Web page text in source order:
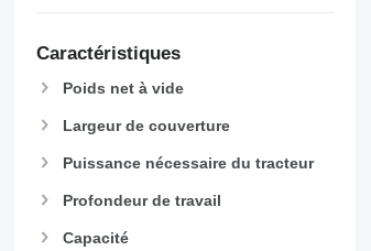
Caractéristiques
Poids net à vide
Largeur de couverture
Puissance nécessaire du tracteur
Profondeur de travail
Capacité